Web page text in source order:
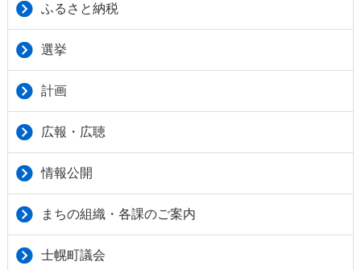
ふるさと納税
選挙
計画
広報・広聴
情報公開
まちの組織・各課のご案内
士幌町議会